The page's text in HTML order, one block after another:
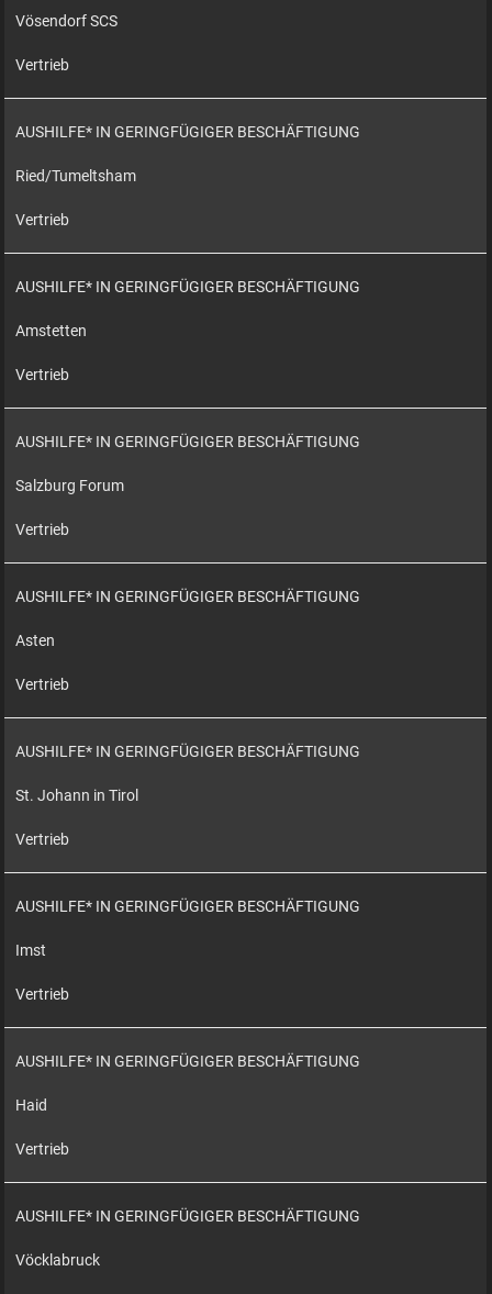
Vösendorf SCS
Vertrieb
AUSHILFE* IN GERINGFÜGIGER BESCHÄFTIGUNG
Ried/Tumeltsham
Vertrieb
AUSHILFE* IN GERINGFÜGIGER BESCHÄFTIGUNG
Amstetten
Vertrieb
AUSHILFE* IN GERINGFÜGIGER BESCHÄFTIGUNG
Salzburg Forum
Vertrieb
AUSHILFE* IN GERINGFÜGIGER BESCHÄFTIGUNG
Asten
Vertrieb
AUSHILFE* IN GERINGFÜGIGER BESCHÄFTIGUNG
St. Johann in Tirol
Vertrieb
AUSHILFE* IN GERINGFÜGIGER BESCHÄFTIGUNG
Imst
Vertrieb
AUSHILFE* IN GERINGFÜGIGER BESCHÄFTIGUNG
Haid
Vertrieb
AUSHILFE* IN GERINGFÜGIGER BESCHÄFTIGUNG
Vöcklabruck